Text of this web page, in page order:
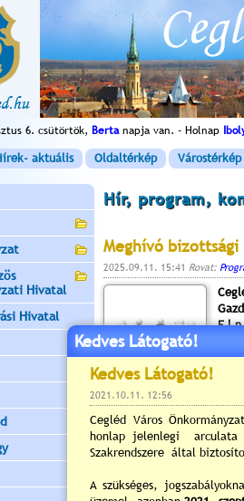
6. csütörtök, Bertanapja van. - Holnap
aktuális Oldaltérkép Várostérkép
Hivatal
Hivatal
Hír, program,
Meghívó bizottsági
2025.09.11. 15:41 Rovat:
E l
ülést tart, melyre
Helyszín:
Városháza I.
2700 Cegléd,
Napirend
Kedves Látogató!